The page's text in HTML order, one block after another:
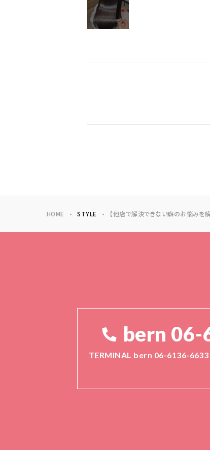
HOME STYLE 【他店で解決できない癖のお悩みを解
bern 06-
TERMINAL bern 06-6136-6633